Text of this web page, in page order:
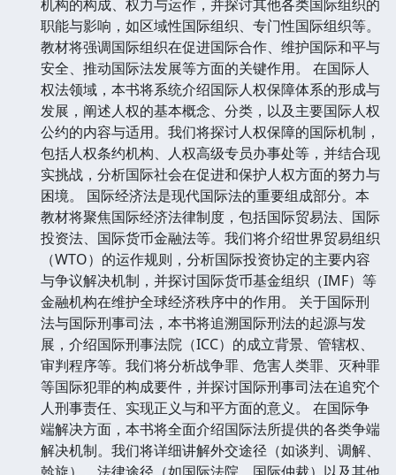
机构的构成、权力与运作，并探讨其他各类国际组织的
职能与影响，如区域性国际组织、专门性国际组织等。
教材将强调国际组织在促进国际合作、维护国际和平与
安全、推动国际法发展等方面的关键作用。 在国际人
权法领域，本书将系统介绍国际人权保障体系的形成与
发展，阐述人权的基本概念、分类，以及主要国际人权
公约的内容与适用。我们将探讨人权保障的国际机制，
包括人权条约机构、人权高级专员办事处等，并结合现
实挑战，分析国际社会在促进和保护人权方面的努力与
困境。 国际经济法是现代国际法的重要组成部分。本
教材将聚焦国际经济法律制度，包括国际贸易法、国际
投资法、国际货币金融法等。我们将介绍世界贸易组织
（WTO）的运作规则，分析国际投资协定的主要内容
与争议解决机制，并探讨国际货币基金组织（IMF）等
金融机构在维护全球经济秩序中的作用。 关于国际刑
法与国际刑事司法，本书将追溯国际刑法的起源与发
展，介绍国际刑事法院（ICC）的成立背景、管辖权、
审判程序等。我们将分析战争罪、危害人类罪、灭种罪
等国际犯罪的构成要件，并探讨国际刑事司法在追究个
人刑事责任、实现正义与和平方面的意义。 在国际争
端解决方面，本书将全面介绍国际法所提供的各类争端
解决机制。我们将详细讲解外交途径（如谈判、调解、